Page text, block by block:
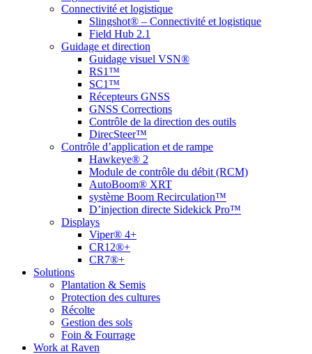
Connectivité et logistique
Slingshot® – Connectivité et logistique
Field Hub 2.1
Guidage et direction
Guidage visuel VSN®
RS1™
SC1™
Récepteurs GNSS
GNSS Corrections
Contrôle de la direction des outils
DirecSteer™
Contrôle d’application et de rampe
Hawkeye® 2
Module de contrôle du débit (RCM)
AutoBoom® XRT
système Boom Recirculation™
D’injection directe Sidekick Pro™
Displays
Viper® 4+
CR12®+
CR7®+
Solutions
Plantation & Semis
Protection des cultures
Récolte
Gestion des sols
Foin & Fourrage
Work at Raven